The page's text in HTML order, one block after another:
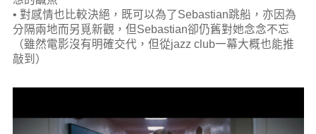
• 對感情也比較決絕，既可以為了Sebastian跳船，亦因為
分隔兩地而另覓新觀，但Sebastian卻仍舊對她念念不忘
（雖然電影沒有明確交代，但從jazz club一幕大概也能推
敲到）